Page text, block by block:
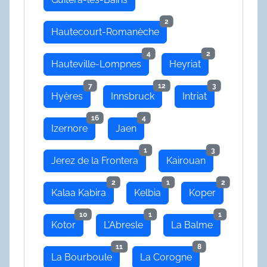
Hautecourt-Romanèche
2
Hauteville-Lompnes
4
Heyriat
2
Hyères
7
Innsbruck
12
Intriat
3
Izernore
16
Jaen
4
Jerez de la Frontera
1
Kairouan
3
Kalaa Kabira
2
Kelbia
1
Koper
2
Kotor
10
L'Abresle
1
La Balme
1
La Bourboule
11
La Corogne
8